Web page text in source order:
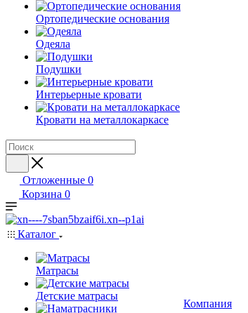
Ортопедические основания
Одеяла
Подушки
Интерьерные кровати
Кровати на металлокаркасе
Отложенные 0
Корзина 0
Каталог
Матрасы
Детские матрасы
Компания